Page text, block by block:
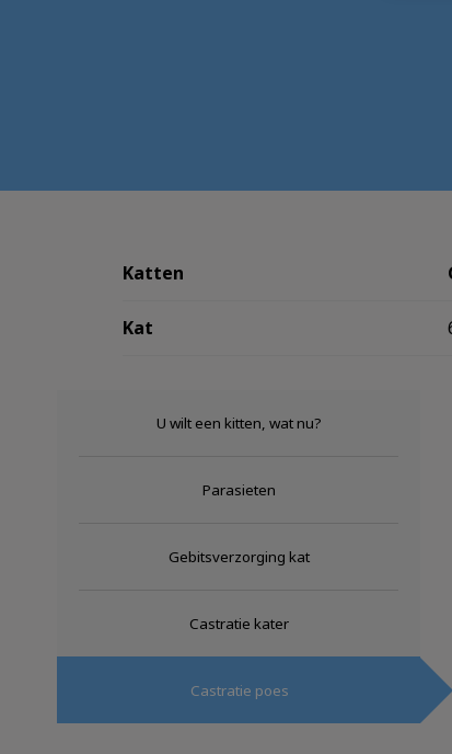
Katten
Kat
U wilt een kitten, wat nu?
Parasieten
Gebitsverzorging kat
Castratie kater
Castratie poes